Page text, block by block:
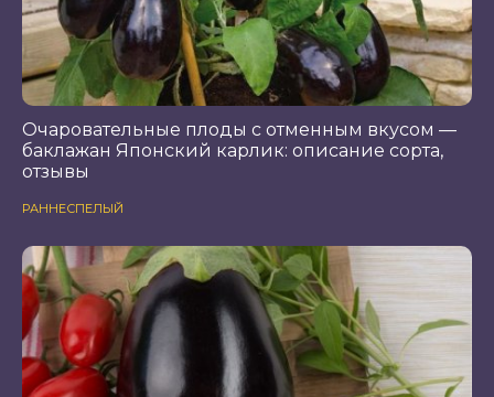
Очаровательные плоды с отменным вкусом —
баклажан Японский карлик: описание сорта,
отзывы
РАННЕСПЕЛЫЙ